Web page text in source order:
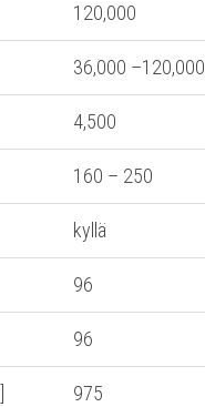
120,000
36,000 –120,000
4,500
160 – 250
kyllä
96
96
975